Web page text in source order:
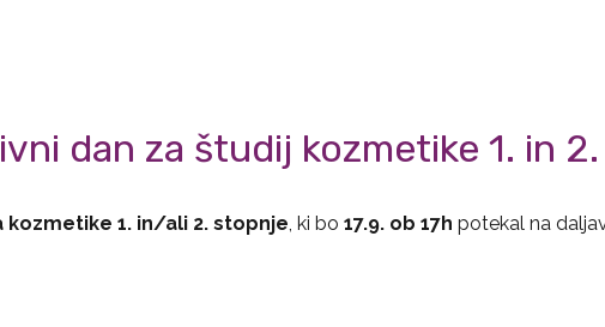
dan za študij kozmetike 1. in
kozmetike 1. in/ali 2. stopnje, ki bo 17.9. ob 17h potekal na